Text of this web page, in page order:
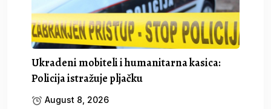
Ukradeni mobiteli i humanitarna kasica:
Policija istražuje pljačku
August 8, 2026